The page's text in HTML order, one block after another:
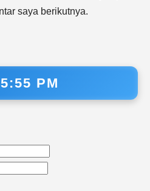
saya berikutnya.
PM